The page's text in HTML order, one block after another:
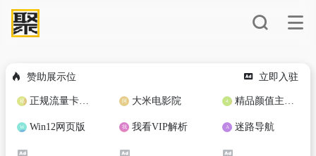
赞助展示位 立即入驻
正规流量卡免费加盟合作 大米电影院 精品颜值主播定制
Win12网页版 我看VIP解析 迷路导航